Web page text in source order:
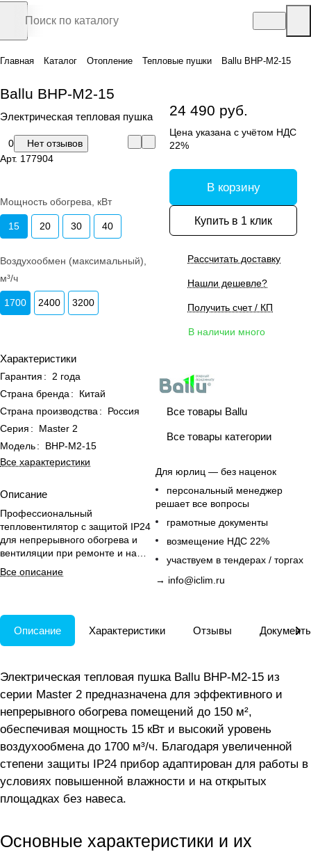
Главная Каталог Отопление Тепловые пушки Ballu BHP-M2-15
Ballu BHP-M2-15
Электрическая тепловая пушка
0
Нет отзывов
Арт. 177904
Мощность обогрева, кВт
15 20 30 40
Воздухообмен (максимальный),
м³/ч
1700 2400 3200
Характеристики
Гарантия :
2 года
Страна бренда :
Китай
Страна производства :
Россия
Серия :
Master 2
Модель:
BHP-M2-15
Все характеристики
Описание
Профессиональный
тепловентилятор с защитой IP24
для непрерывного обогрева и
вентиляции при ремонте и на
стройках даже при -30°С.
Все описание
24 490 руб.
Цена указана с учётом НДС
22%
В корзину
Купить в 1 клик
Рассчитать доставку
Нашли дешевле?
Получить счет / КП
В наличии много
Все товары Ballu
Все товары категории
Для юрлиц — без наценок
персональный менеджер
решает все вопросы
грамотные документы
возмещение НДС 22%
участвуем в тендерах / торгах
→ info@iclim.ru
Описание Характеристики Отзывы
Электрическая тепловая пушка Ballu BHP-M2-15 из
серии Master 2 предназначена для эффективного и
непрерывного обогрева помещений до 150 м²,
обеспечивая мощность 15 кВт и высокий уровень
воздухообмена до 1700 м³/ч. Благодаря увеличенной
степени защиты IP24 прибор адаптирован для работы в
условиях повышенной влажности и на открытых
площадках без навеса.
Основные характеристики и их